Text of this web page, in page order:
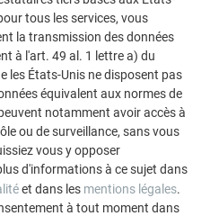
tous les services, vous
la transmission des données
à l'art. 49 al. 1 lettre a) du
les États-Unis ne disposent pas
équivalent aux normes de
notamment avoir accès à
ou de surveillance, sans vous
vous y opposer
d'informations à ce sujet dans
et dans les mentions légales.
à tout moment dans